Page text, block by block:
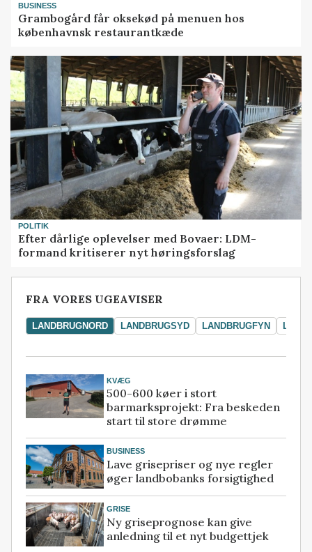
BUSINESS
Grambogård får oksekød på menuen hos
københavnsk restaurantkæde
POLITIK
Efter dårlige oplevelser med Bovaer: LDM-
formand kritiserer nyt høringsforslag
FRA VORES UGEAVISER
LANDBRUGNORD LANDBRUGSYD LANDBRUGFYN
KVÆG
500-600 køer i stort
barmarksprojekt: Fra beskeden
start til store drømme
BUSINESS
Lave grisepriser og nye regler
øger landbobanks forsigtighed
GRISE
Ny griseprognose kan give
anledning til et nyt budgettjek